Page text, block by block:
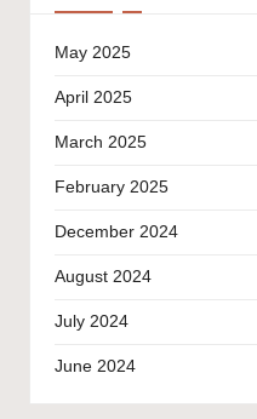
May 2025
April 2025
March 2025
February 2025
December 2024
August 2024
July 2024
June 2024